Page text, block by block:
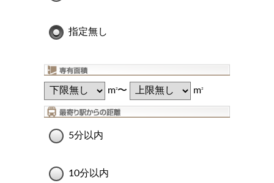
指定無し
m2〜 m2
5分以内
10分以内